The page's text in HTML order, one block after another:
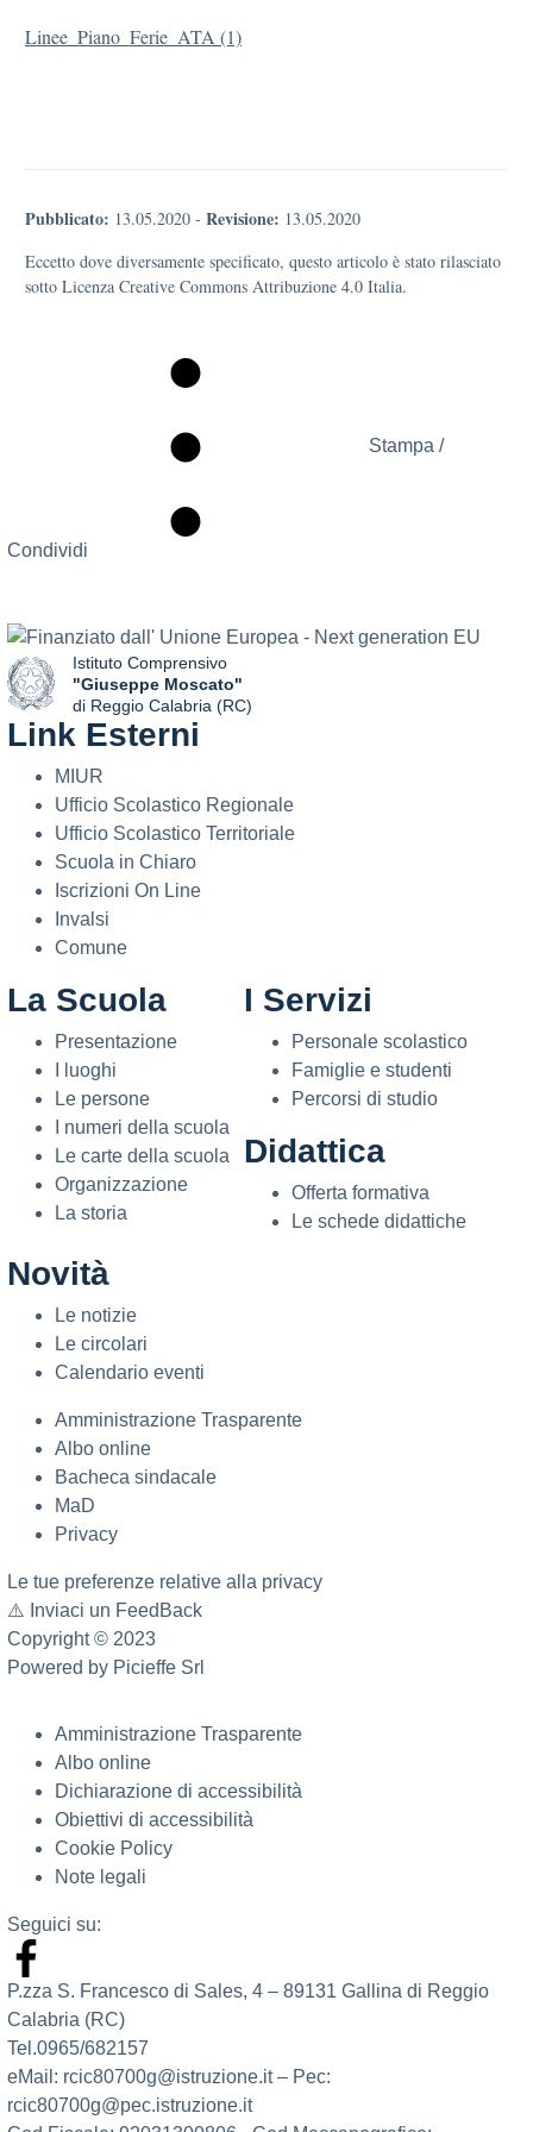
Linee_Piano_Ferie_ATA (1)
Pubblicato: 13.05.2020 - Revisione: 13.05.2020
Eccetto dove diversamente specificato, questo articolo è stato rilasciato
sotto Licenza Creative Commons Attribuzione 4.0 Italia.
Stampa /
Condividi
Istituto Comprensivo
"Giuseppe Moscato"
di Reggio Calabria (RC)
— Visita la pagina iniziale della scuola
Link Esterni
MIUR
Ufficio Scolastico Regionale
Ufficio Scolastico Territoriale
Scuola in Chiaro
Iscrizioni On Line
Invalsi
Comune
La Scuola
Presentazione
I luoghi
Le persone
I numeri della scuola
Le carte della scuola
Organizzazione
La storia
I Servizi
Personale scolastico
Famiglie e studenti
Percorsi di studio
Didattica
Offerta formativa
Le schede didattiche
Novità
Le notizie
Le circolari
Calendario eventi
Amministrazione Trasparente
Albo online
Bacheca sindacale
MaD
Privacy
Le tue preferenze relative alla privacy
⚠️ Inviaci un FeedBack
Copyright © 2023
Powered by Picieffe Srl
Amministrazione Trasparente
Albo online
Dichiarazione di accessibilità
Obiettivi di accessibilità
Cookie Policy
Note legali
Seguici su:
P.zza S. Francesco di Sales, 4 – 89131 Gallina di Reggio
Calabria (RC)
Tel.0965/682157
eMail: rcic80700g@istruzione.it – Pec:
rcic80700g@pec.istruzione.it